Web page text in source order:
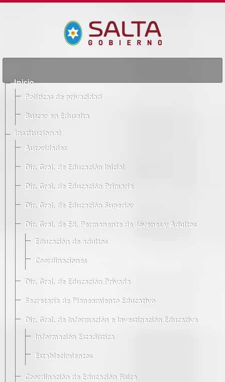
Inicio
Políticas de privacidad
Buscar en Edusalta
Institucional
Autoridades
Dir. Gral. de Educación Inicial
Dir. Gral. de Educación Primaria
Dir. Gral. de Educación Superior
Dir. Gral. de Ed. Permanente de Jóvenes y Adultos
Educación de adultos
Coordinaciones
Dir. Gral. de Educación Privada
Secretaría de Planeamiento Educativo
Dir. Gral. de Información e Investigación Educativa
Información Estadística
Establecimientos
Coordinación de Educación Física